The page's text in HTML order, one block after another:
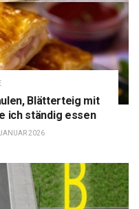
Blätterteig mit
ich ständig essen
2026